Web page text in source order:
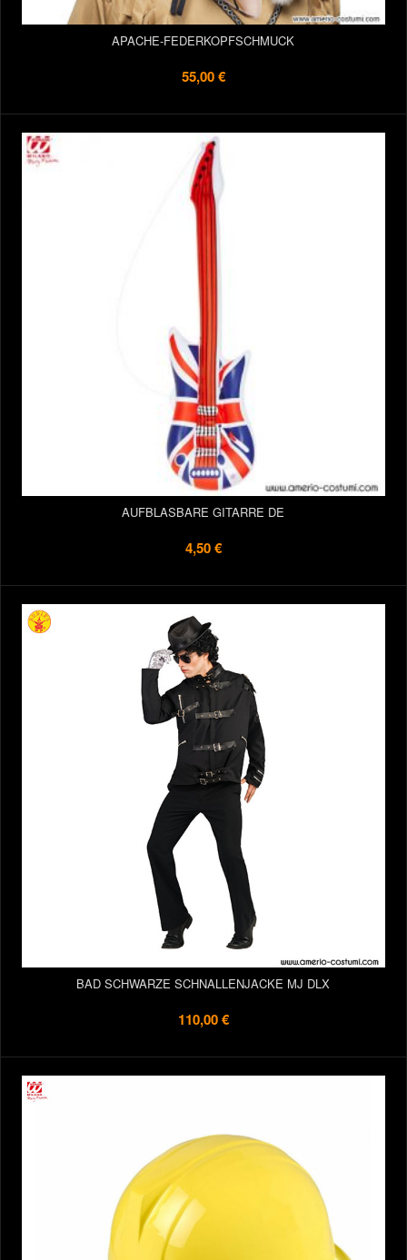
APACHE-FEDERKOPFSCHMUCK
55,00 €
AUFBLASBARE GITARRE DE
4,50 €
BAD SCHWARZE SCHNALLENJACKE MJ DLX
110,00 €